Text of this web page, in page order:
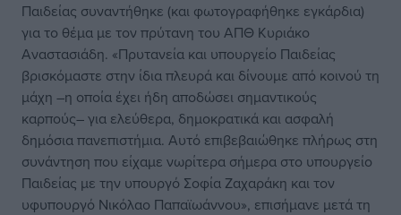
Παιδείας συναντήθηκε (και φωτογραφήθηκε εγκάρδια)
για το θέμα με τον πρύτανη του ΑΠΘ Κυριάκο
Αναστασιάδη. «Πρυτανεία και υπουργείο Παιδείας
βρισκόμαστε στην ίδια πλευρά και δίνουμε από κοινού τη
μάχη –η οποία έχει ήδη αποδώσει σημαντικούς
καρπούς– για ελεύθερα, δημοκρατικά και ασφαλή
δημόσια πανεπιστήμια. Αυτό επιβεβαιώθηκε πλήρως στη
συνάντηση που είχαμε νωρίτερα σήμερα στο υπουργείο
Παιδείας με την υπουργό Σοφία Ζαχαράκη και τον
υφυπουργό Νικόλαο Παπαϊωάννου», επισήμανε μετά τη